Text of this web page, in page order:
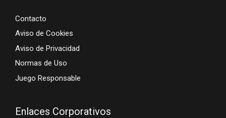
Contacto
Aviso de Cookies
Aviso de Privacidad
Normas de Uso
Juego Responsable
Enlaces Corporativos